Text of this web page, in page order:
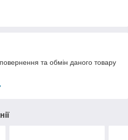
та обмін даного товару